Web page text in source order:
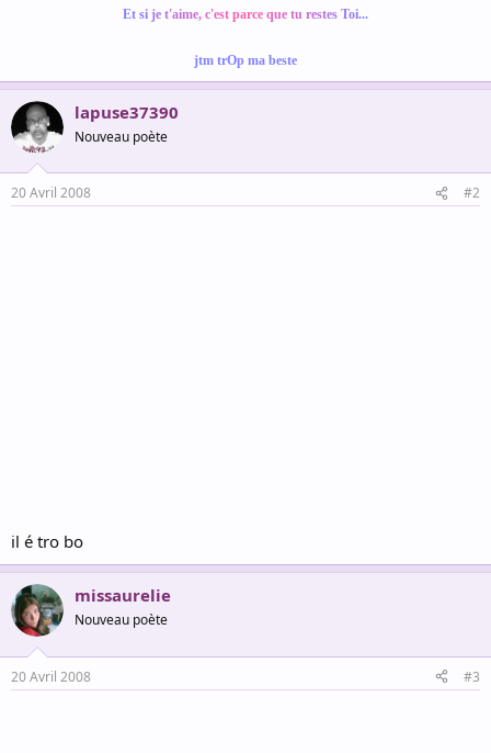
Et si je t'aime, c'est parce que tu restes Toi...
jtm trOp ma beste
lapuse37390
Nouveau poète
20 Avril 2008 #2
il é tro bo
missaurelie
Nouveau poète
20 Avril 2008 #3